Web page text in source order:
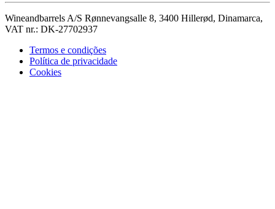
Wineandbarrels A/S Rønnevangsalle 8, 3400 Hillerød, Dinamarca,
VAT nr.: DK-27702937
Termos e condições
Política de privacidade
Cookies